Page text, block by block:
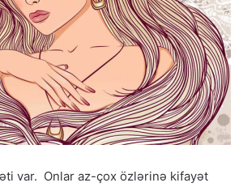
var. Onlar az-çox özlərinə kifayət